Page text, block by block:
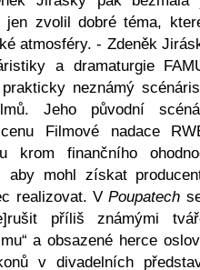
jen zvolil dobré téma,
atmosféry. - Zdeněk
a dramaturgie
neznámý
Jeho původní
Filmové nadace
krom finančního
aby mohl získat
realizovat. VPoupatech
příliš známými
a obsazené herce
v divadelních